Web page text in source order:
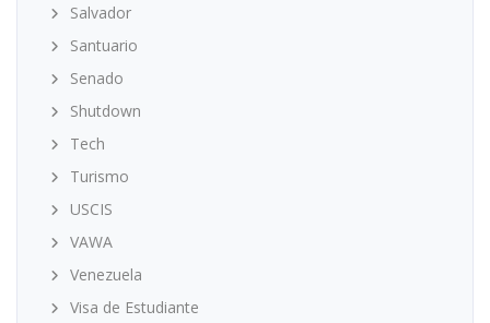
Salvador
Santuario
Senado
Shutdown
Tech
Turismo
USCIS
VAWA
Venezuela
Visa de Estudiante